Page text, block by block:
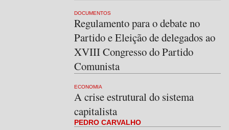
DOCUMENTOS
Regulamento para o debate no
Partido e Eleição de delegados ao
XVIII Congresso do Partido
Comunista
ECONOMIA
A crise estrutural do sistema
capitalista
PEDRO CARVALHO